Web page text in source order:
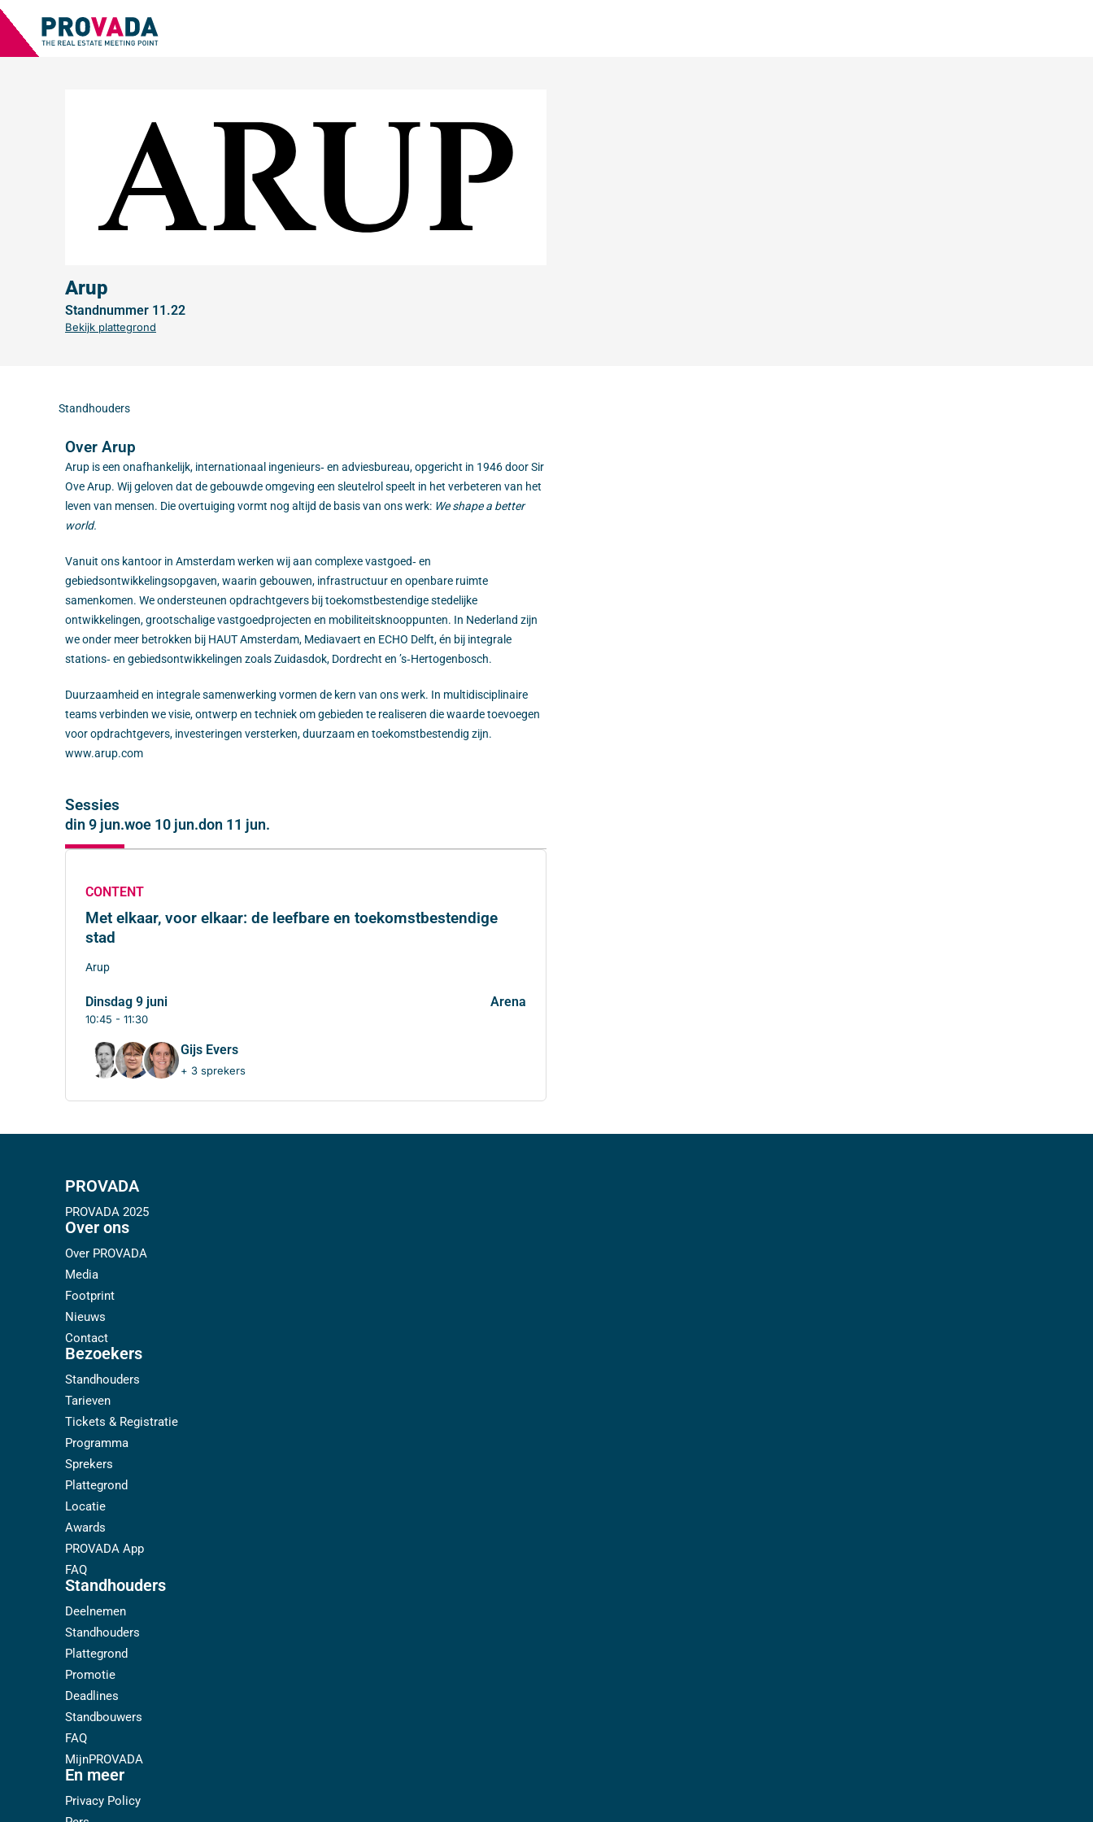
Arup
Standnummer 11.22
Bekijk plattegrond
Standhouders
Over Arup
Arup is een onafhankelijk, internationaal ingenieurs‑ en adviesbureau, opgericht in 1946 door Sir
Ove Arup. Wij geloven dat de gebouwde omgeving een sleutelrol speelt in het verbeteren van het
leven van mensen. Die overtuiging vormt nog altijd de basis van ons werk: We shape a better
world.
Vanuit ons kantoor in Amsterdam werken wij aan complexe vastgoed‑ en
gebiedsontwikkelingsopgaven, waarin gebouwen, infrastructuur en openbare ruimte
samenkomen. We ondersteunen opdrachtgevers bij toekomstbestendige stedelijke
ontwikkelingen, grootschalige vastgoedprojecten en mobiliteitsknooppunten. In Nederland zijn
we onder meer betrokken bij HAUT Amsterdam, Mediavaert en ECHO Delft, én bij integrale
stations‑ en gebiedsontwikkelingen zoals Zuidasdok, Dordrecht en ’s‑Hertogenbosch.
Duurzaamheid en integrale samenwerking vormen de kern van ons werk. In multidisciplinaire
teams verbinden we visie, ontwerp en techniek om gebieden te realiseren die waarde toevoegen
voor opdrachtgevers, investeringen versterken, duurzaam en toekomstbestendig zijn.
www.arup.com
Sessies
din 9 jun.woe 10 jun.don 11 jun.
CONTENT
Met elkaar, voor elkaar: de leefbare en toekomstbestendige
stad
Arup
dinsdag 9 juni
10:45 - 11:30
Arena
Gijs Evers
+ 3 sprekers
PROVADA
PROVADA 2025
Over ons
Over PROVADA
Media
Footprint
Nieuws
Contact
Bezoekers
Standhouders
Tarieven
Tickets & Registratie
Programma
Sprekers
Plattegrond
Locatie
Awards
PROVADA App
FAQ
Standhouders
Deelnemen
Standhouders
Plattegrond
Promotie
Deadlines
Standbouwers
FAQ
MijnPROVADA
En meer
Privacy Policy